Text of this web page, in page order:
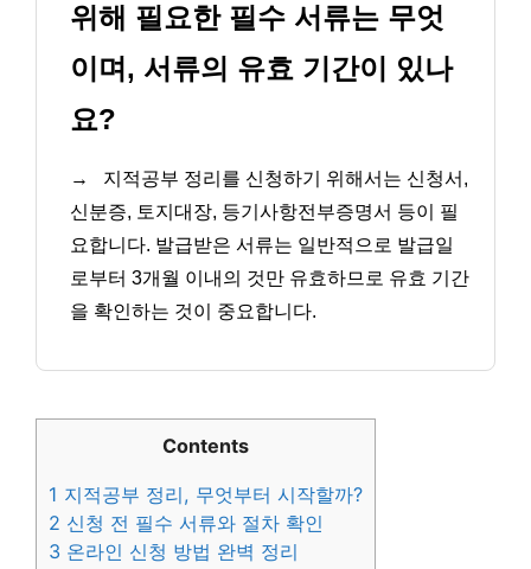
위해 필요한 필수 서류는 무엇
이며, 서류의 유효 기간이 있나
요?
→
지적공부 정리를 신청하기 위해서는 신청서,
신분증, 토지대장, 등기사항전부증명서 등이 필
요합니다. 발급받은 서류는 일반적으로 발급일
로부터 3개월 이내의 것만 유효하므로 유효 기간
을 확인하는 것이 중요합니다.
Contents
1 지적공부 정리, 무엇부터 시작할까?
2 신청 전 필수 서류와 절차 확인
3 온라인 신청 방법 완벽 정리